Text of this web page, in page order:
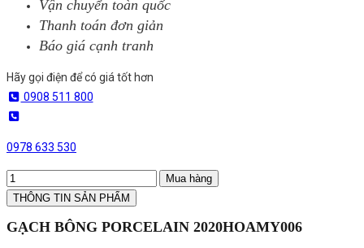
Vận chuyển toàn quốc
Thanh toán đơn giản
Báo giá cạnh tranh
Hãy gọi điện để có giá tốt hơn
0908 511 800
0978 633 530
Mua hàng
THÔNG TIN SẢN PHẨM
GẠCH BÔNG PORCELAIN 2020HOAMY006